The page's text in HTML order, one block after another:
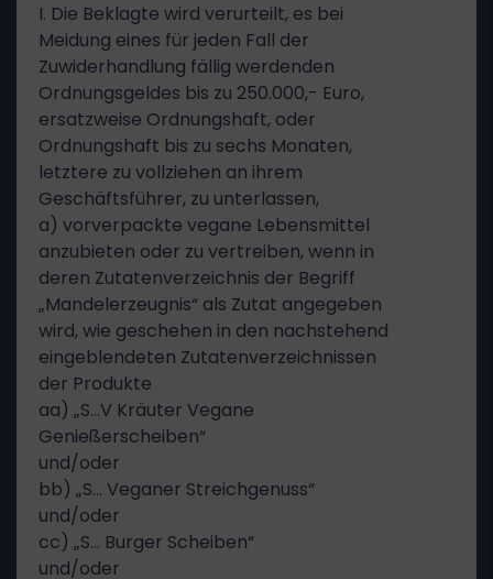
I. Die Beklagte wird verurteilt, es bei
Meidung eines für jeden Fall der
Zuwiderhandlung fällig werdenden
Ordnungsgeldes bis zu 250.000,- Euro,
ersatzweise Ordnungshaft, oder
Ordnungshaft bis zu sechs Monaten,
letztere zu vollziehen an ihrem
Geschäftsführer, zu unterlassen,
a) vorverpackte vegane Lebensmittel
anzubieten oder zu vertreiben, wenn in
deren Zutatenverzeichnis der Begriff
„Mandelerzeugnis“ als Zutat angegeben
wird, wie geschehen in den nachstehend
eingeblendeten Zutatenverzeichnissen
der Produkte
aa) „S…V Kräuter Vegane
Genießerscheiben“
und/oder
bb) „S… Veganer Streichgenuss“
und/oder
cc) „S… Burger Scheiben“
und/oder